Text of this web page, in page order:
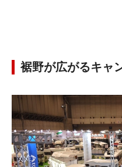
裾野が広がるキャ